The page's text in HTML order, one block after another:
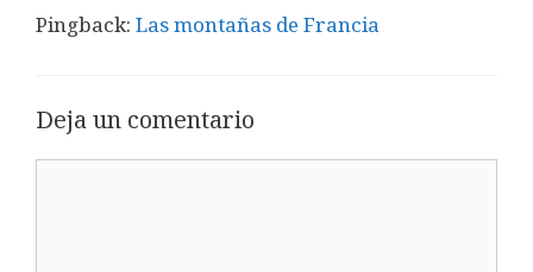
Pingback: Las montañas de Francia
Deja un comentario